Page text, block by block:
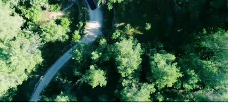
14:00 14:30 15:00 15:30
16:00 16:30 17:00 17:30
18:00 18:30 19:00 19:30
20:00 20:30 21:00 21:30
22:00 22:30 23:00 23:30